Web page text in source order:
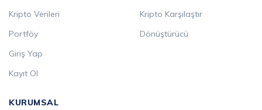
Kripto Verileri
Portföy
Giriş Yap
Kayıt Ol
Kripto Karşılaştır
Dönüştürücü
KURUMSAL